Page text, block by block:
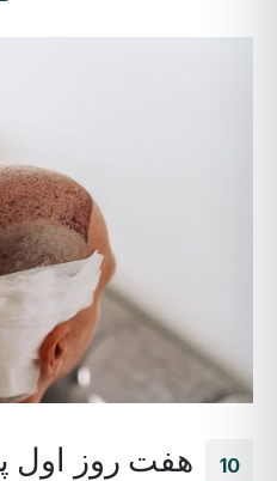
10 هفت روز اول